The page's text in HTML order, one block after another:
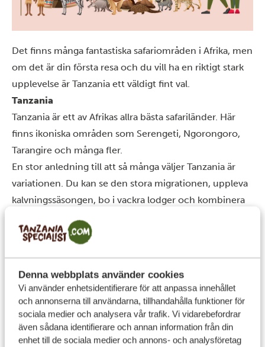
Denna webbplats använder cookies
Vi använder enhetsidentifierare för att anpassa innehållet
och annonserna till användarna, tillhandahålla funktioner för
sociala medier och analysera vår trafik. Vi vidarebefordrar
även sådana identifierare och annan information från din
enhet till de sociala medier och annons- och analysföretag
Det finns många fantastiska safariområden i Afrika, men
om det är din första resa och du vill ha en riktigt stark
upplevelse är Tanzania ett väldigt fint val.
Tanzania
Tanzania är ett av Afrikas allra bästa safariländer. Här
finns ikoniska områden som Serengeti, Ngorongoro,
Tarangire och många fler.
En stor anledning till att så många väljer Tanzania är
variationen. Du kan se den stora migrationen, uppleva
kalvningssäsongen, bo i vackra lodger och kombinera
Det gör Tanzania till ett resmål som passar både dig